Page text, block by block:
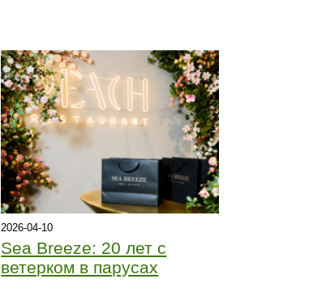
2026-04-10
Sea Breeze: 20 лет с
ветерком в парусах